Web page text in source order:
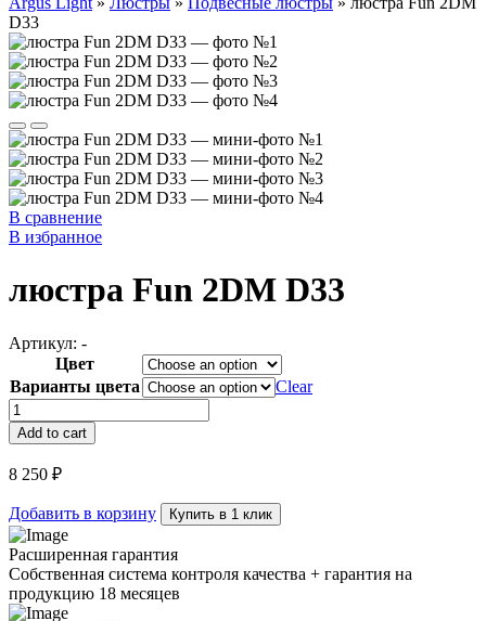
D33
В сравнение
В избранное
люстра Fun 2DM D33
Артикул: -
Цвет
Варианты цвета
Clear
люстра
Fun
2DM
D33
quantity
Add to cart
8 250 ₽
Добавить в корзину Купить в 1 клик
Расширенная гарантия
Собственная система контроля качества + гарантия на
продукцию 18 месяцев